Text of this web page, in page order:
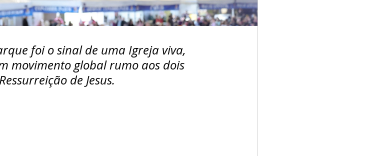
foi o sinal de uma Igreja viva,
movimento global rumo aos dois
de Jesus.